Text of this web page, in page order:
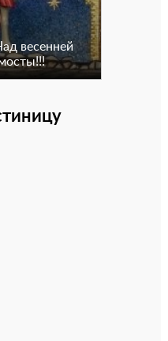
весенней